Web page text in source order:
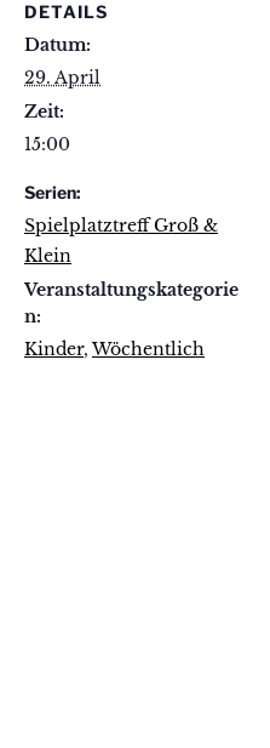
DETAILS
Datum:
29. April
Zeit:
15:00
Serien:
Spielplatztreff Groß &
Klein
Veranstaltungskategorie
n:
Kinder,Wöchentlich